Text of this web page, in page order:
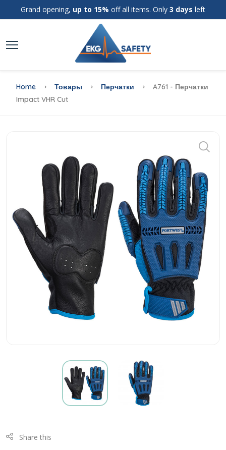
Grand opening, up to 15% off all items. Only 3 days left
Home Товары Перчатки
A761 - Перчатки
Impact VHR Cut
Share this